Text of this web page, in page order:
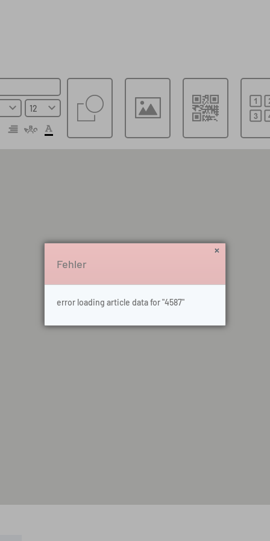
Fehler
error loading article data for "4587"
Datei lokal speichern
Datei online speichern